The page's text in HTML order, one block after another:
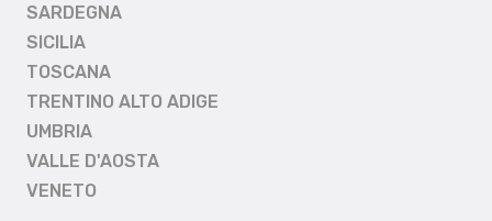
SARDEGNA
SICILIA
TOSCANA
TRENTINO ALTO ADIGE
UMBRIA
VALLE D'AOSTA
VENETO